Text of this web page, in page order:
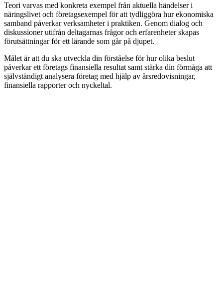
Teori varvas med konkreta exempel från aktuella händelser i
näringslivet och företagsexempel för att tydliggöra hur ekonomiska
samband påverkar verksamheter i praktiken. Genom dialog och
diskussioner utifrån deltagarnas frågor och erfarenheter skapas
förutsättningar för ett lärande som går på djupet.
Målet är att du ska utveckla din förståelse för hur olika beslut
påverkar ett företags finansiella resultat samt stärka din förmåga att
självständigt analysera företag med hjälp av årsredovisningar,
finansiella rapporter och nyckeltal.